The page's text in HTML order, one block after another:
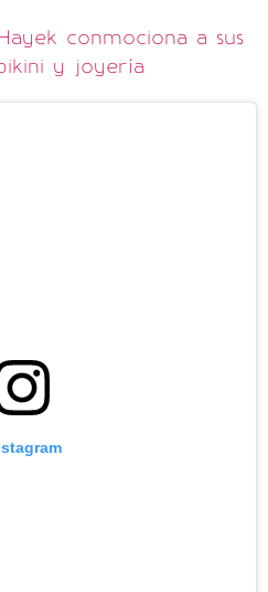
conmociona a sus
y joyería